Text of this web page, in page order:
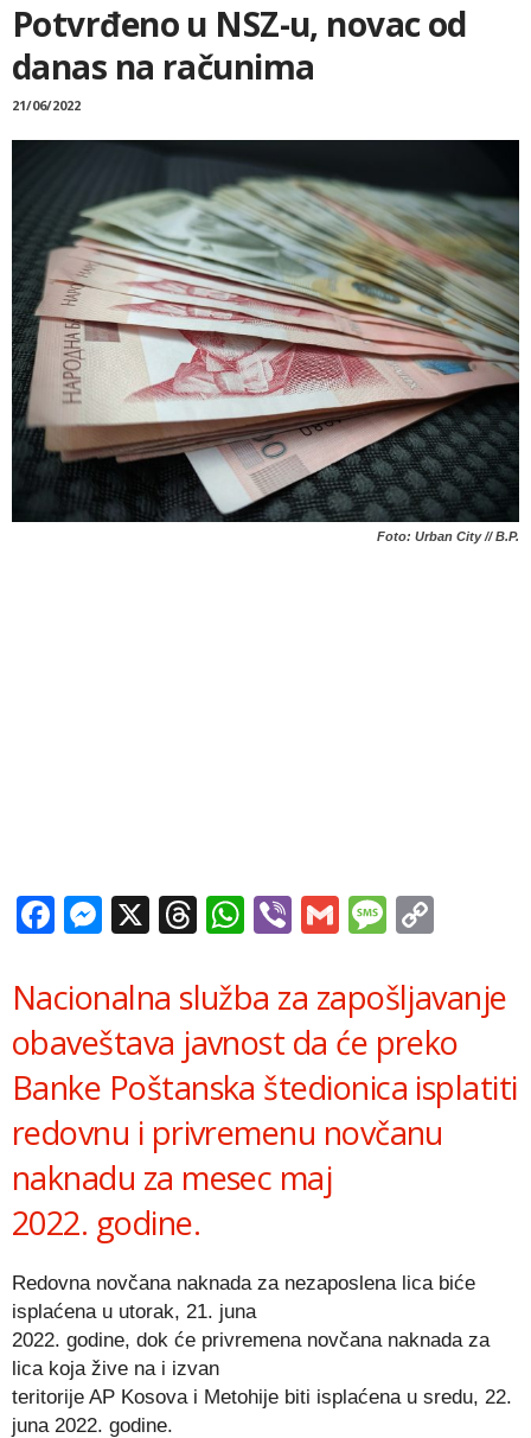
Potvrđeno u NSZ-u, novac od
danas na računima
21/06/2022
Foto: Urban City // B.P.
Facebook
Messenger
X Threads
WhatsApp
ViberGmail
Nacionalna služba za zapošljavanje
obaveštava javnost da će preko
Banke Poštanska štedionica isplatiti
redovnu i privremenu novčanu
naknadu za mesec maj
2022. godine.
Redovna novčana naknada za nezaposlena lica biće
isplaćena u utorak, 21. juna
2022. godine, dok će privremena novčana naknada za
lica koja žive na i izvan
teritorije AP Kosova i Metohije biti isplaćena u sredu, 22.
juna 2022. godine.